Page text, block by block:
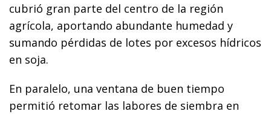
cubrió gran parte del centro de la región
agrícola, aportando abundante humedad y
sumando pérdidas de lotes por excesos hídricos
en soja.
En paralelo, una ventana de buen tiempo
permitió retomar las labores de siembra en